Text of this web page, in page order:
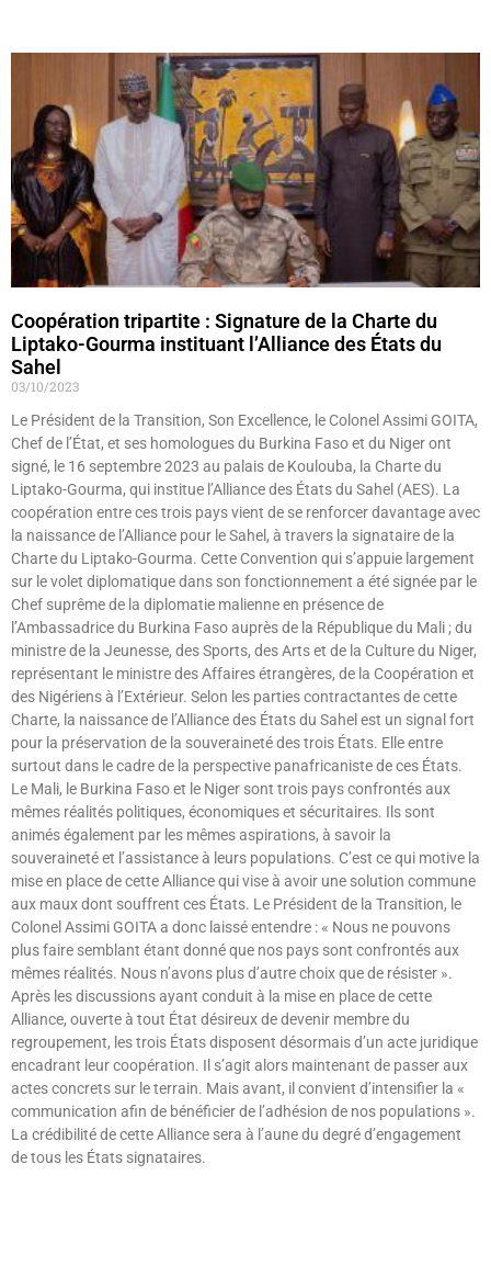
Coopération tripartite : Signature de la Charte du
Liptako-Gourma instituant l’Alliance des États du
Sahel
03/10/2023
Le Président de la Transition, Son Excellence, le Colonel Assimi GOITA,
Chef de l’État, et ses homologues du Burkina Faso et du Niger ont
signé, le 16 septembre 2023 au palais de Koulouba, la Charte du
Liptako-Gourma, qui institue l’Alliance des États du Sahel (AES). La
coopération entre ces trois pays vient de se renforcer davantage avec
la naissance de l’Alliance pour le Sahel, à travers la signataire de la
Charte du Liptako-Gourma. Cette Convention qui s’appuie largement
sur le volet diplomatique dans son fonctionnement a été signée par le
Chef suprême de la diplomatie malienne en présence de
l’Ambassadrice du Burkina Faso auprès de la République du Mali ; du
ministre de la Jeunesse, des Sports, des Arts et de la Culture du Niger,
représentant le ministre des Affaires étrangères, de la Coopération et
des Nigériens à l’Extérieur. Selon les parties contractantes de cette
Charte, la naissance de l’Alliance des États du Sahel est un signal fort
pour la préservation de la souveraineté des trois États. Elle entre
surtout dans le cadre de la perspective panafricaniste de ces États.
Le Mali, le Burkina Faso et le Niger sont trois pays confrontés aux
mêmes réalités politiques, économiques et sécuritaires. Ils sont
animés également par les mêmes aspirations, à savoir la
souveraineté et l’assistance à leurs populations. C’est ce qui motive la
mise en place de cette Alliance qui vise à avoir une solution commune
aux maux dont souffrent ces États. Le Président de la Transition, le
Colonel Assimi GOITA a donc laissé entendre : « Nous ne pouvons
plus faire semblant étant donné que nos pays sont confrontés aux
mêmes réalités. Nous n’avons plus d’autre choix que de résister ».
Après les discussions ayant conduit à la mise en place de cette
Alliance, ouverte à tout État désireux de devenir membre du
regroupement, les trois États disposent désormais d’un acte juridique
encadrant leur coopération. Il s’agit alors maintenant de passer aux
actes concrets sur le terrain. Mais avant, il convient d’intensifier la «
communication afin de bénéficier de l’adhésion de nos populations ».
La crédibilité de cette Alliance sera à l’aune du degré d’engagement
de tous les États signataires.